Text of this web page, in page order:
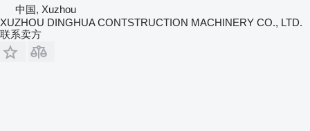
中国, Xuzhou
XUZHOU DINGHUA CONTSTRUCTION MACHINERY CO., LTD.
联系卖方